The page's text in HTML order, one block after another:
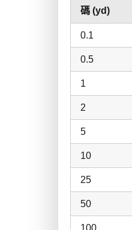
碼 (yd)
0.1
0.5
1
2
5
10
25
50
100